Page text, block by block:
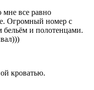
мне все равно
Огромный номер с
и полотенцами.
кроватью.